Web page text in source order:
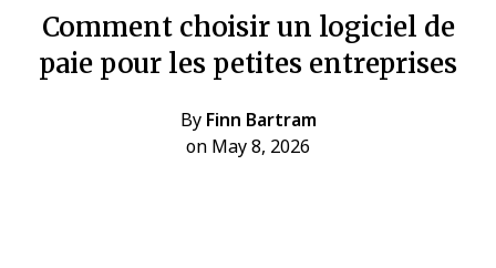
Comment choisir un logiciel de
paie pour les petites entreprises
By Finn Bartram
on May 8, 2026